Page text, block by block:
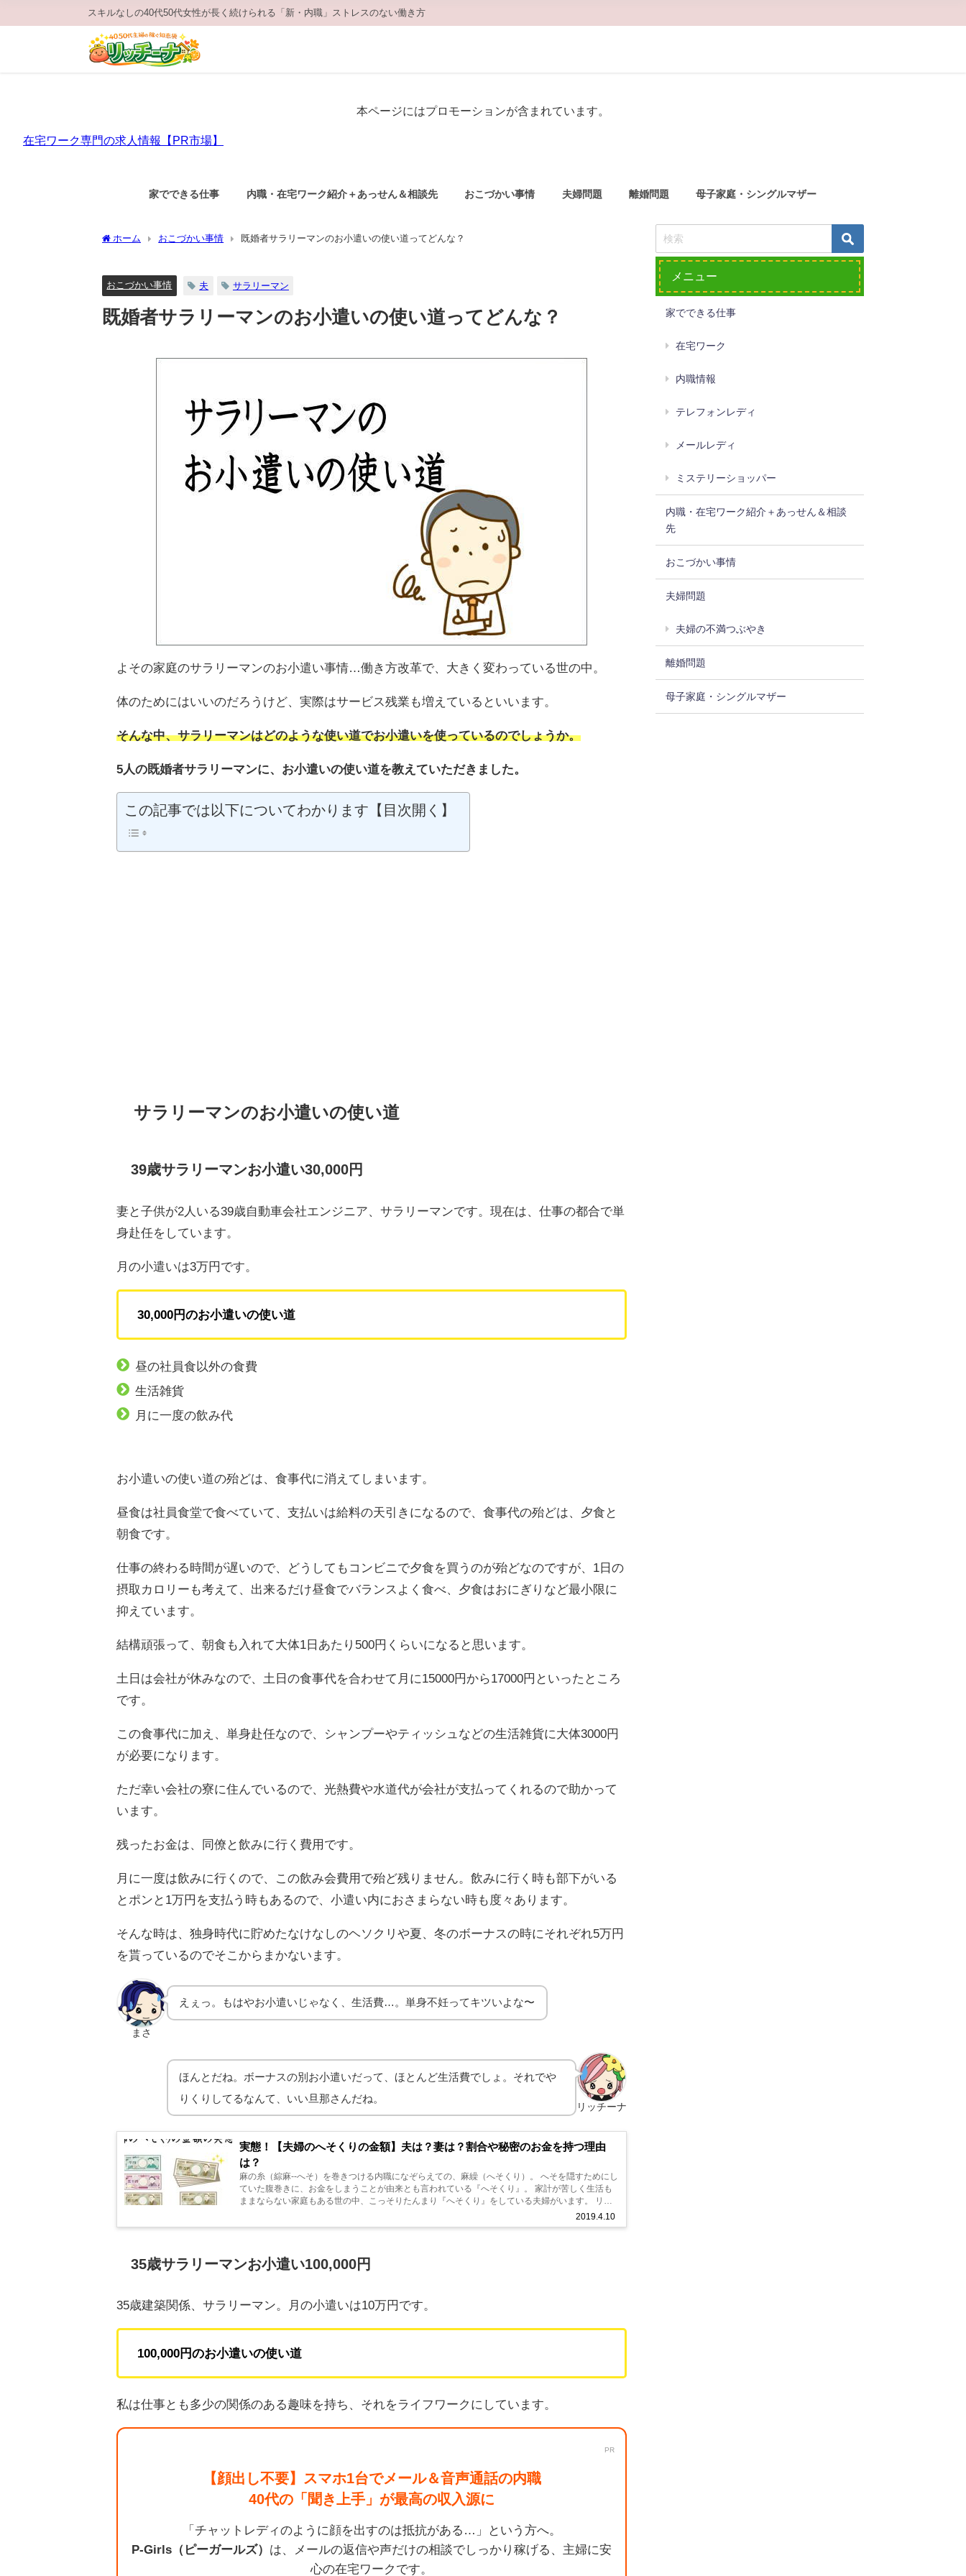
スキルなしの40代50代女性が長く続けられる「新・内職」ストレスのない働き方
本ページにはプロモーションが含まれています。
在宅ワーク専門の求人情報【PR市場】
家でできる仕事 内職・在宅ワーク紹介＋あっせん＆相談先 おこづかい事情 夫婦問題 離婚問題 母子家庭・シングルマザー
ホーム おこづかい事情 既婚者サラリーマンのお小遣いの使い道ってどんな？
おこづかい事情 夫 サラリーマン
既婚者サラリーマンのお小遣いの使い道ってどんな？
よその家庭のサラリーマンのお小遣い事情…働き方改革で、大きく変わっている世の中。
体のためにはいいのだろうけど、実際はサービス残業も増えているといいます。
そんな中、サラリーマンはどのような使い道でお小遣いを使っているのでしょうか。
5人の既婚者サラリーマンに、お小遣いの使い道を教えていただきました。
この記事では以下についてわかります【目次開く】
サラリーマンのお小遣いの使い道
39歳サラリーマンお小遣い30,000円
妻と子供が2人いる39歳自動車会社エンジニア、サラリーマンです。現在は、仕事の都合で単
身赴任をしています。
月の小遣いは3万円です。
30,000円のお小遣いの使い道
昼の社員食以外の食費
生活雑貨
月に一度の飲み代
お小遣いの使い道の殆どは、食事代に消えてしまいます。
昼食は社員食堂で食べていて、支払いは給料の天引きになるので、食事代の殆どは、夕食と
朝食です。
仕事の終わる時間が遅いので、どうしてもコンビニで夕食を買うのが殆どなのですが、1日の
摂取カロリーも考えて、出来るだけ昼食でバランスよく食べ、夕食はおにぎりなど最小限に
抑えています。
結構頑張って、朝食も入れて大体1日あたり500円くらいになると思います。
土日は会社が休みなので、土日の食事代を合わせて月に15000円から17000円といったところ
です。
この食事代に加え、単身赴任なので、シャンプーやティッシュなどの生活雑貨に大体3000円
が必要になります。
ただ幸い会社の寮に住んでいるので、光熱費や水道代が会社が支払ってくれるので助かって
います。
残ったお金は、同僚と飲みに行く費用です。
月に一度は飲みに行くので、この飲み会費用で殆ど残りません。飲みに行く時も部下がいる
とポンと1万円を支払う時もあるので、小遣い内におさまらない時も度々あります。
そんな時は、独身時代に貯めたなけなしのヘソクリや夏、冬のボーナスの時にそれぞれ5万円
を貰っているのでそこからまかないます。
まさ
えぇっ。もはやお小遣いじゃなく、生活費…。単身不妊ってキツいよな〜
リッチーナ
ほんとだね。ボーナスの別お小遣いだって、ほとんど生活費でしょ。それでや
りくりしてるなんて、いい旦那さんだね。
実態！【夫婦のへそくりの金額】夫は？妻は？割合や秘密のお金を持つ理由
は？
2019.4.10
麻の糸（綜麻--へそ）を巻きつける内職になぞらえての、麻繰（へそくり）。 へそを隠すためにし
ていた腹巻きに、お金をしまうことが由来とも言われている『へそくり』。 家計が苦しく生活も
ままならない家庭もある世の中、こっそりたんまり『へそくり』をしている夫婦がいます。 リッ
35歳サラリーマンお小遣い100,000円
35歳建築関係、サラリーマン。月の小遣いは10万円です。
100,000円のお小遣いの使い道
私は仕事とも多少の関係のある趣味を持ち、それをライフワークにしています。
PR
【顔出し不要】スマホ1台でメール＆音声通話の内職
40代の「聞き上手」が最高の収入源に
「チャットレディのように顔を出すのは抵抗がある…」という方へ。
P-Girls（ピーガールズ） は、メールの返信や声だけの相談でしっかり稼げる、主婦に安
心の在宅ワークです。
メニュー
家でできる仕事
在宅ワーク
内職情報
テレフォンレディ
メールレディ
ミステリーショッパー
内職・在宅ワーク紹介＋あっせん＆相談
先
おこづかい事情
夫婦問題
夫婦の不満つぶやき
離婚問題
母子家庭・シングルマザー